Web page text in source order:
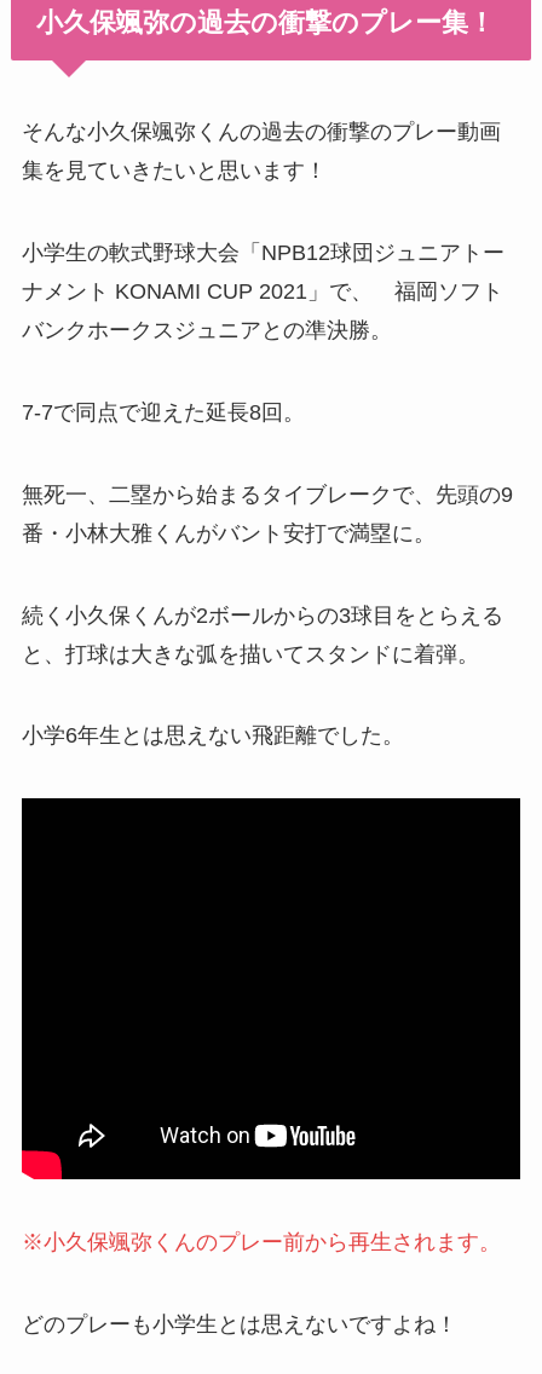
小久保颯弥の過去の衝撃のプレー集！
そんな小久保颯弥くんの過去の衝撃のプレー動画
集を見ていきたいと思います！
小学生の軟式野球大会「NPB12球団ジュニアトー
ナメント KONAMI CUP 2021」で、 福岡ソフト
バンクホークスジュニアとの準決勝。
7-7で同点で迎えた延長8回。
無死一、二塁から始まるタイブレークで、先頭の9
番・小林大雅くんがバント安打で満塁に。
続く小久保くんが2ボールからの3球目をとらえる
と、打球は大きな弧を描いてスタンドに着弾。
小学6年生とは思えない飛距離でした。
※小久保颯弥くんのプレー前から再生されます。
どのプレーも小学生とは思えないですよね！